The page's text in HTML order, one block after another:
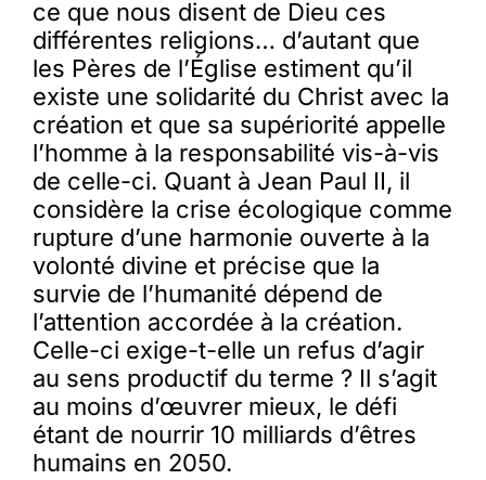
ce que nous disent de Dieu ces
différentes religions… d’autant que
les Pères de l’Église estiment qu’il
existe une solidarité du Christ avec la
création et que sa supériorité appelle
l’homme à la responsabilité vis-à-vis
de celle-ci. Quant à Jean Paul II, il
considère la crise écologique comme
rupture d’une harmonie ouverte à la
volonté divine et précise que la
survie de l’humanité dépend de
l’attention accordée à la création.
Celle-ci exige-t-elle un refus d’agir
au sens productif du terme ? Il s’agit
au moins d’œuvrer mieux, le défi
étant de nourrir 10 milliards d’êtres
humains en 2050.